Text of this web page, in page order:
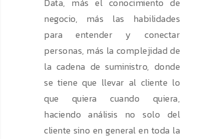
Data, más el conocimiento de
negocio, más las habilidades
para entender y conectar
personas, más la complejidad de
la cadena de suministro, donde
se tiene que llevar al cliente lo
que quiera cuando quiera,
haciendo análisis no solo del
cliente sino en general en toda la